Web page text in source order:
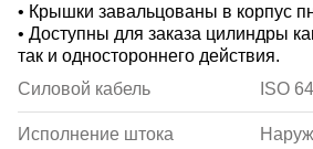
• Крышки завальцованы в корпус
• Доступны для заказа цилиндры
так и одностороннего действия.
Силовой кабель
ISO
Исполнение штока